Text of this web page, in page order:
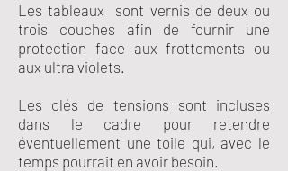
Les tableaux sont vernis de deux ou
trois couches afin de fournir une
protection face aux frottements ou
aux ultra violets.
Les clés de tensions sont incluses
dans le cadre pour retendre
éventuellement une toile qui, avec le
temps pourrait en avoir besoin.